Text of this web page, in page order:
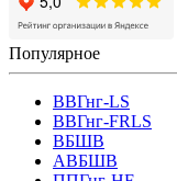
Популярное
ВВГнг-LS
ВВГнг-FRLS
ВБШВ
АВБШВ